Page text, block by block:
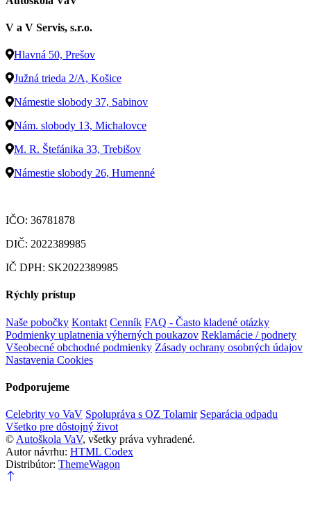
V a V Servis, s.r.o.
Hlavná 50, Prešov
Južná trieda 2/A, Košice
Námestie slobody 37, Sabinov
Nám. slobody 13, Michalovce
M. R. Štefánika 33, Trebišov
Námestie slobody 26, Humenné
IČO: 36781878
DIČ: 2022389985
IČ DPH: SK2022389985
Rýchly prístup
Naše pobočky Kontakt Cenník FAQ - Často kladené otázky
Podmienky uplatnenia výherných poukazov Reklamácie / podnety
Všeobecné obchodné podmienky Zásady ochrany osobných údajov
Nastavenia Cookies
Podporujeme
Celebrity vo VaV Spolupráva s OZ Tolamir Separácia odpadu
Všetko pre dôstojný život
© Autoškola VaV, všetky práva vyhradené.
Autor návrhu: HTML Codex
Distribútor: ThemeWagon